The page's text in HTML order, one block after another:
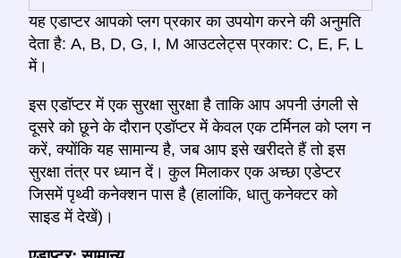
यह एडाप्टर आपको प्लग प्रकार का उपयोग करने की अनुमति
देता है: A, B, D, G, I, M आउटलेट्स प्रकार: C, E, F, L
में।
इस एडॉप्टर में एक सुरक्षा सुरक्षा है ताकि आप अपनी उंगली से
दूसरे को छूने के दौरान एडॉप्टर में केवल एक टर्मिनल को प्लग न
करें, क्योंकि यह सामान्य है, जब आप इसे खरीदते हैं तो इस
सुरक्षा तंत्र पर ध्यान दें। कुल मिलाकर एक अच्छा एडेप्टर
जिसमें पृथ्वी कनेक्शन पास है (हालांकि, धातु कनेक्टर को
साइड में देखें)।